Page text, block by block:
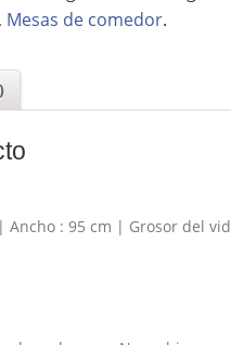
, Mesas de comedor.
: 95 cm | Grosor del